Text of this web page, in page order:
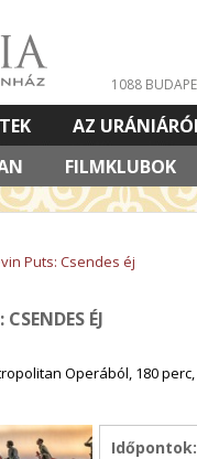
1088
FILMKLUBOK
AZ
Puts: Csendes éj
ÉJ
Operából, 180 perc,
Időpontok: